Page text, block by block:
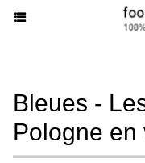
Bleues -
Pologne en